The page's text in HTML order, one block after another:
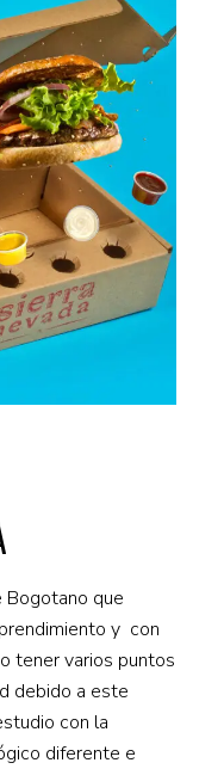
Bogotano que
y con
tener varios puntos
debido a este
con la
diferente e